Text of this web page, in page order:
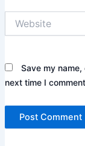
Save my
next time I